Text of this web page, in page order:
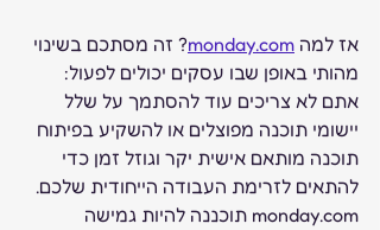
אז למה monday.com? זה מסתכם בשינוי
מהותי באופן שבו עסקים יכולים לפעול:
אתם לא צריכים עוד להסתמך על שלל
יישומי תוכנה מפוצלים או להשקיע בפיתוח
תוכנה מותאם אישית יקר וגוזל זמן כדי
להתאים לזרימת העבודה הייחודית שלכם.
monday.com תוכננה להיות גמישה